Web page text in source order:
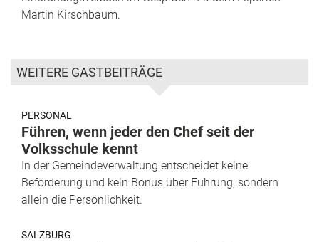
Martin Kirschbaum.
WEITERE GASTBEITRÄGE
PERSONAL
Führen, wenn jeder den Chef seit der
Volksschule kennt
In der Gemeindeverwaltung entscheidet keine
Beförderung und kein Bonus über Führung, sondern
allein die Persönlichkeit.
SALZBURG